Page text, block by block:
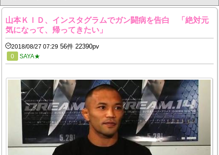
山本ＫＩＤ、インスタグラムでガン闘病を告白 「絶対元
気になって、帰ってきたい」
2018/08/27 07:29 56件 22390pv
0 SAYA★